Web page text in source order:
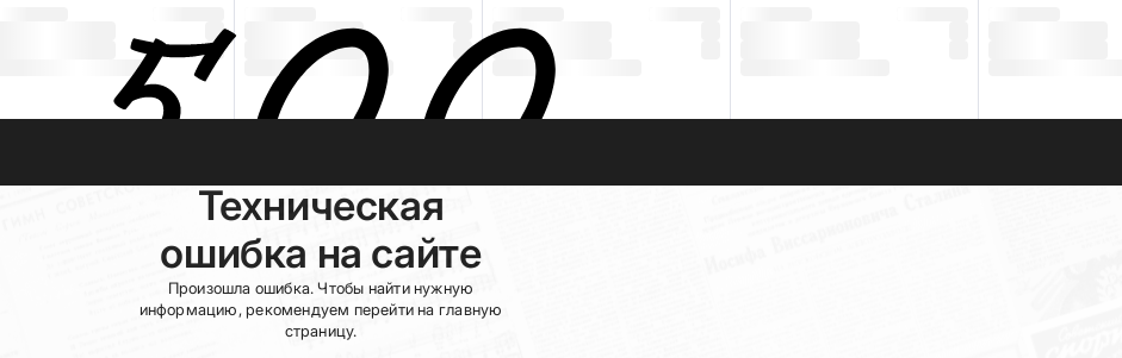
Техническая
ошибка на сайте
Произошла ошибка. Чтобы найти нужную
информацию, рекомендуем перейти на главную
страницу.